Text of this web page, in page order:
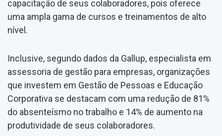
capacitação de seus colaboradores, pois oferece
uma ampla gama de cursos e treinamentos de alto
nível.
Inclusive, segundo dados da Gallup, especialista em
assessoria de gestão para empresas, organizações
que investem em Gestão de Pessoas e Educação
Corporativa se destacam com uma redução de 81%
do absenteísmo no trabalho e 14% de aumento na
produtividade de seus colaboradores.